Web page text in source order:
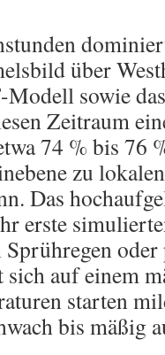
über
sowie
Zeitraum
74 % bis 76
zu
Das
erste
auf einem
starten
bis mäßig